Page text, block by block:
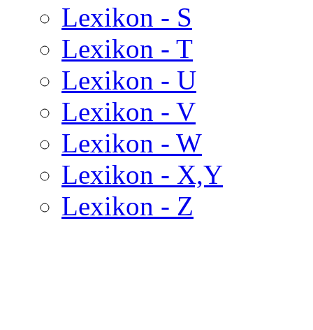
Lexikon - S
Lexikon - T
Lexikon - U
Lexikon - V
Lexikon - W
Lexikon - X,Y
Lexikon - Z